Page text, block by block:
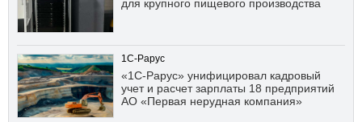
для крупного пищевого производства
1С-Рарус
«1С-Рарус» унифицировал кадровый
учет и расчет зарплаты 18 предприятий
АО «Первая нерудная компания»